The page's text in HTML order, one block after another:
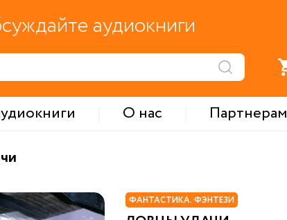
аудиокниги
О нас
Партнерам
ФАНТАСТИКА. ФЭНТЕЗИ